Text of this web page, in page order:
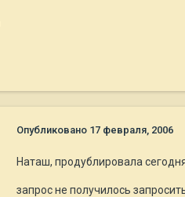
Опубликовано 17 февраля, 2006
Наташ, продублировала
запрос не получилось